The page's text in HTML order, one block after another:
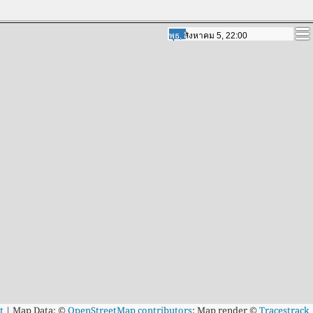
พฤหัสบดี, สิงหาคม 6, 19:00
พฤหัสบดี, สิงหาคม 6, 19:00
| Map Data: ©OpenStreetMap contributors; Map render ©Tracestrack